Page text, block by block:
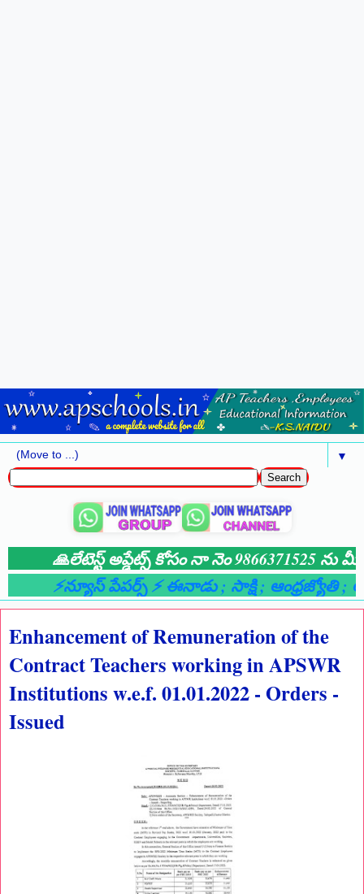
▼
🙏లేటెస్ట్ అప్డేట్స్ కోసం నా నెం 9866371525 ను
⚡న్యూస్ పేపర్స్ ⚡ ఈనాడు; సాక్షి; ఆంధ్రజ్యోతి;
Enhancement of Remuneration of the
Contract Teachers working in APSWR
Institutions w.e.f. 01.01.2022 - Orders -
Issued